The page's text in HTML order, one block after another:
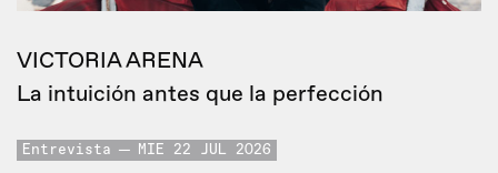
VICTORIA ARENA
La intuición antes que la perfección
Entrevista MIE 22 JUL 2026